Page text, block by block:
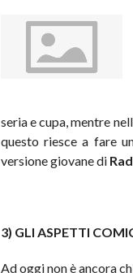
seria e cupa, mentre
questo riesce a fare
versione giovane di
3) GLI ASPETTI
Ad oggi non è ancora